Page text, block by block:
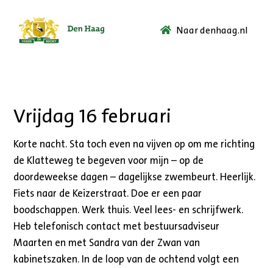
Ga
Naar denhaag.nl
Vrijdag 16 februari
Korte nacht. Sta toch even na vijven op om me richting
de Klatteweg te begeven voor mijn – op de
doordeweekse dagen – dagelijkse zwembeurt. Heerlijk.
Fiets naar de Keizerstraat. Doe er een paar
boodschappen. Werk thuis. Veel lees- en schrijfwerk.
Heb telefonisch contact met bestuursadviseur
Maarten en met Sandra van der Zwan van
kabinetszaken. In de loop van de ochtend volgt een